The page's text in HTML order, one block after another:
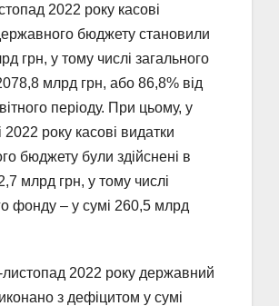
2022 року касові
бюджету становили
грн, у тому числі загального
млрд грн, або 86,8% від
періоду. При цьому, у
2022 року касові видатки
бюджету були здійснені в
млрд грн, у тому числі
фонду – у сумі 260,5 млрд
листопад 2022 року державний
з дефіцитом у сумі